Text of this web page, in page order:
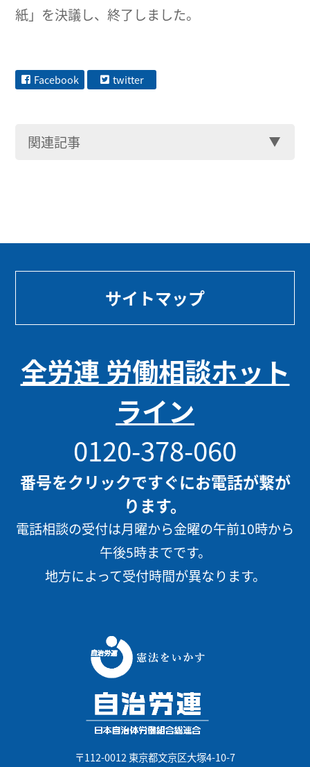
紙」を決議し、終了しました。
Facebook twitter
関連記事
サイトマップ
全労連 労働相談ホット
ライン
0120-378-060
番号をクリックですぐにお電話が繋が
ります。
電話相談の受付は月曜から金曜の午前10時から
午後5時までです。
地方によって受付時間が異なります。
〒112-0012 東京都文京区大塚4-10-7